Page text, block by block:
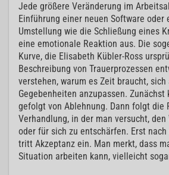
Jede größere Veränderung im
Einführung einer neuen Software oder
Umstellung wie die Schließung eines
eine emotionale Reaktion aus. Die
Kurve, die Elisabeth Kübler-Ross
Beschreibung von Trauerprozessen
verstehen, warum es Zeit braucht, sich
Gegebenheiten anzupassen. Zunächst
gefolgt von Ablehnung. Dann folgt die
Verhandlung, in der man versucht, den
oder für sich zu entschärfen. Erst
tritt Akzeptanz ein. Man merkt, dass
Situation arbeiten kann, vielleicht